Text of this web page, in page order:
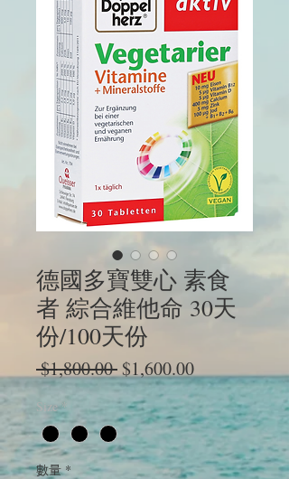
德國多寶雙心 素食
者 綜合維他命 30天
份/100天份
$1,800.00 一
般
價
格
$1,600.00促
銷
價
格
Size *
數量 *